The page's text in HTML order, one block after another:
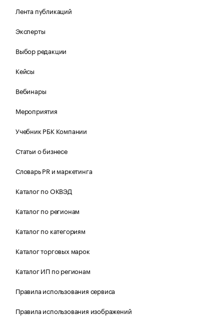
Лента публикаций
Эксперты
Выбор редакции
Кейсы
Вебинары
Мероприятия
Учебник РБК Компании
Статьи о бизнесе
Словарь PR и маркетинга
Каталог по ОКВЭД
Каталог по регионам
Каталог по категориям
Каталог торговых марок
Каталог ИП по регионам
Правила использования сервиса
Правила использования изображений